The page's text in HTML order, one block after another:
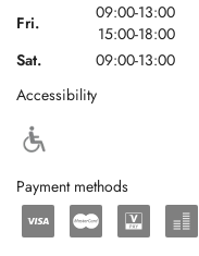
Fri.
09:00-13:00
15:00-18:00
Sat.
09:00-13:00
Accessibility
Payment methods